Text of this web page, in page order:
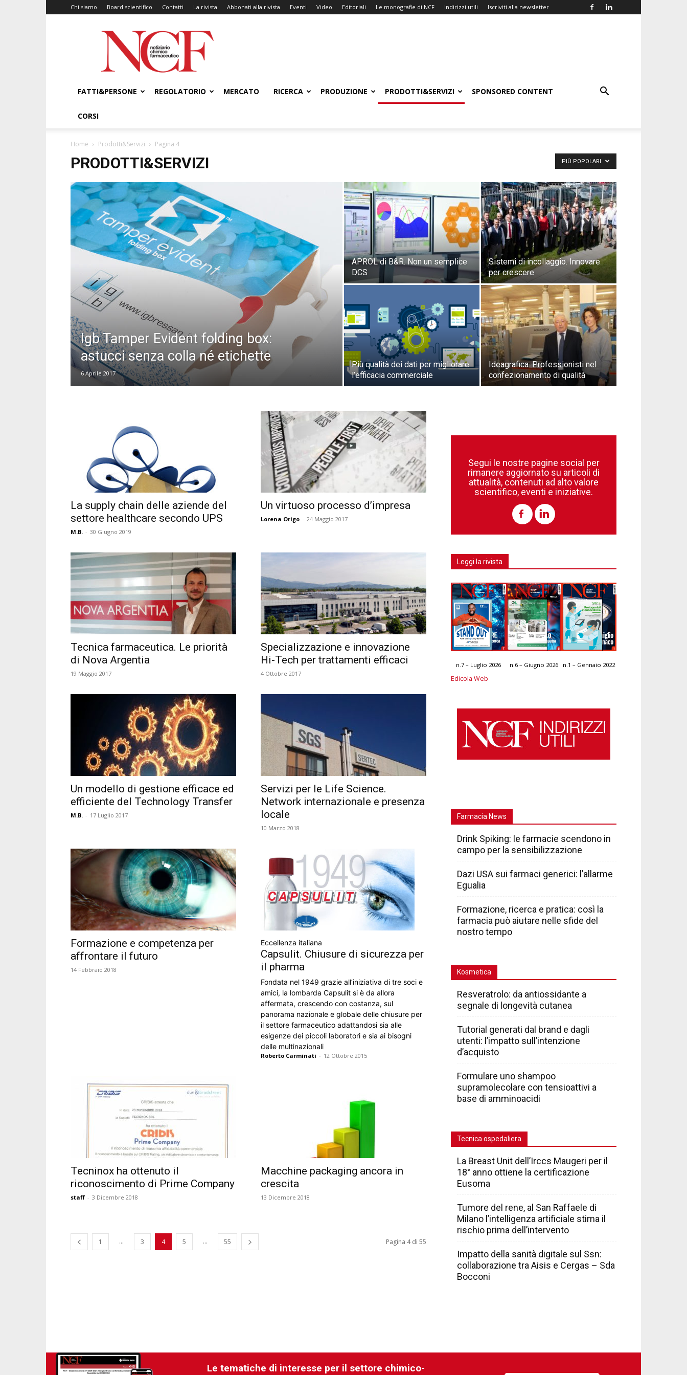
Chi siamo Board scientifico Contatti La rivista Abbonati alla rivista Eventi Video Editoriali Le monografie di NCF Indirizzi utili Iscriviti alla newsletter
NCF
–
Notiziario
Chimico
FATTI&PERSONE
REGOLATORIO MERCATO RICERCA PRODUZIONE PRODOTTI&SERVIZI SPONSORED CONTENT
CORSI
Home Prodotti&Servizi Pagina 4
PRODOTTI&SERVIZI PIÙ POPOLARI
Igb Tamper Evident folding box:
astucci senza colla né etichette
6 Aprile 2017
APROL di B&R. Non un semplice
DCS
Sistemi di incollaggio. Innovare
per crescere
Più qualità dei dati per migliorare
l’efficacia commerciale
Ideagrafica. Professionisti nel
confezionamento di qualità
La supply chain delle aziende del
settore healthcare secondo UPS
M.B. - 30 Giugno 2019
Un virtuoso processo d’impresa
Lorena Origo - 24 Maggio 2017
Tecnica farmaceutica. Le priorità
di Nova Argentia
19 Maggio 2017
Specializzazione e innovazione
Hi-Tech per trattamenti efficaci
4 Ottobre 2017
Un modello di gestione efficace ed
efficiente del Technology Transfer
M.B. - 17 Luglio 2017
Servizi per le Life Science.
Network internazionale e presenza
locale
10 Marzo 2018
Formazione e competenza per
affrontare il futuro
14 Febbraio 2018
Eccellenza italiana
Capsulit. Chiusure di sicurezza per
il pharma
Fondata nel 1949 grazie all’iniziativa di tre soci e
amici, la lombarda Capsulit si è da allora
affermata, crescendo con costanza, sul
panorama nazionale e globale delle chiusure per
il settore farmaceutico adattandosi sia alle
esigenze dei piccoli laboratori e sia ai bisogni
delle multinazionali
Roberto Carminati - 12 Ottobre 2015
Tecninox ha ottenuto il
riconoscimento di Prime Company
staff - 3 Dicembre 2018
Macchine packaging ancora in
crescita
13 Dicembre 2018
1 ... 3 4 5 ... 55 Pagina 4 di 55
Segui le nostre pagine social per
rimanere aggiornato su articoli di
attualità, contenuti ad alto valore
scientifico, eventi e iniziative.
Leggi la rivista
n.7 – Luglio 2026 n.6 – Giugno 2026 n.1 – Gennaio 2022
Edicola Web
Farmacia News
Drink Spiking: le farmacie scendono in
campo per la sensibilizzazione
Dazi USA sui farmaci generici: l’allarme
Egualia
Formazione, ricerca e pratica: così la
farmacia può aiutare nelle sfide del
nostro tempo
Kosmetica
Resveratrolo: da antiossidante a
segnale di longevità cutanea
Tutorial generati dal brand e dagli
utenti: l’impatto sull’intenzione
d’acquisto
Formulare uno shampoo
supramolecolare con tensioattivi a
base di amminoacidi
Tecnica ospedaliera
La Breast Unit dell’Irccs Maugeri per il
18° anno ottiene la certificazione
Eusoma
Tumore del rene, al San Raffaele di
Milano l’intelligenza artificiale stima il
rischio prima dell’intervento
Impatto della sanità digitale sul Ssn:
collaborazione tra Aisis e Cergas – Sda
Bocconi
Le tematiche di interesse per il settore chimico-